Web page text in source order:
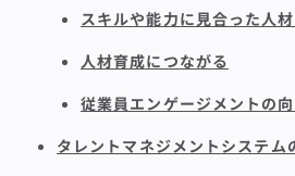
スキルや能力に見合った人
人材育成につながる
従業員エンゲージメントの
タレントマネジメントシステム